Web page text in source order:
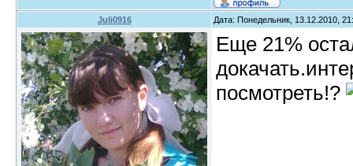
Juli0916 Дата: Понедельник, 13.12.2010,
Еще 21%
посмотреть!?